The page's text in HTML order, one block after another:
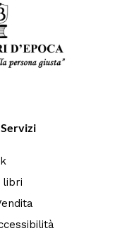
libri